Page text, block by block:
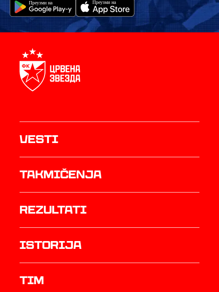
Vesti
Takmičenja
rezultati
istorija
TIM